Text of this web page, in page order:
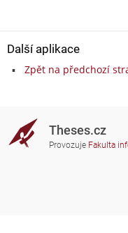
Další aplikace
Zpět na předchozí
Theses.cz
Provozuje Fakulta